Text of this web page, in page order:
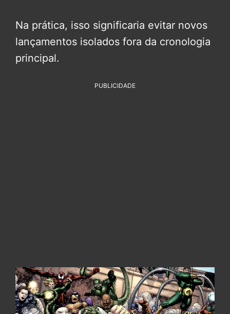
Na prática, isso significaria evitar novos
lançamentos isolados fora da cronologia
principal.
PUBLICIDADE